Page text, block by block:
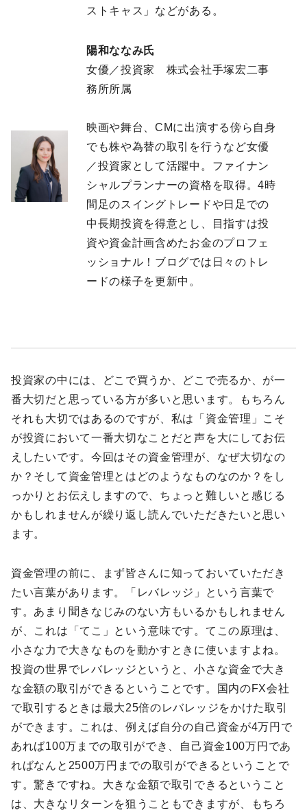
ストキャス」などがある。
陽和ななみ氏
女優／投資家 株式会社手塚宏二事
務所所属
映画や舞台、CMに出演する傍ら自身
でも株や為替の取引を行うなど女優
／投資家として活躍中。ファイナン
シャルプランナーの資格を取得。4時
間足のスイングトレードや日足での
中長期投資を得意とし、目指すは投
資や資金計画含めたお金のプロフェ
ッショナル！ブログでは日々のトレ
ードの様子を更新中。
投資家の中には、どこで買うか、どこで売るか、が一
番大切だと思っている方が多いと思います。もちろん
それも大切ではあるのですが、私は「資金管理」こそ
が投資において一番大切なことだと声を大にしてお伝
えしたいです。今回はその資金管理が、なぜ大切なの
か？そして資金管理とはどのようなものなのか？をし
っかりとお伝えしますので、ちょっと難しいと感じる
かもしれませんが繰り返し読んでいただきたいと思い
ます。
資金管理の前に、まず皆さんに知っておいていただき
たい言葉があります。「レバレッジ」という言葉で
す。あまり聞きなじみのない方もいるかもしれません
が、これは「てこ」という意味です。てこの原理は、
小さな力で大きなものを動かすときに使いますよね。
投資の世界でレバレッジというと、小さな資金で大き
な金額の取引ができるということです。国内のFX会社
で取引するときは最大25倍のレバレッジをかけた取引
ができます。これは、例えば自分の自己資金が4万円で
あれば100万までの取引ができ、自己資金100万円であ
ればなんと2500万円までの取引ができるということで
す。驚きですね。大きな金額で取引できるということ
は、大きなリターンを狙うこともできますが、もちろ